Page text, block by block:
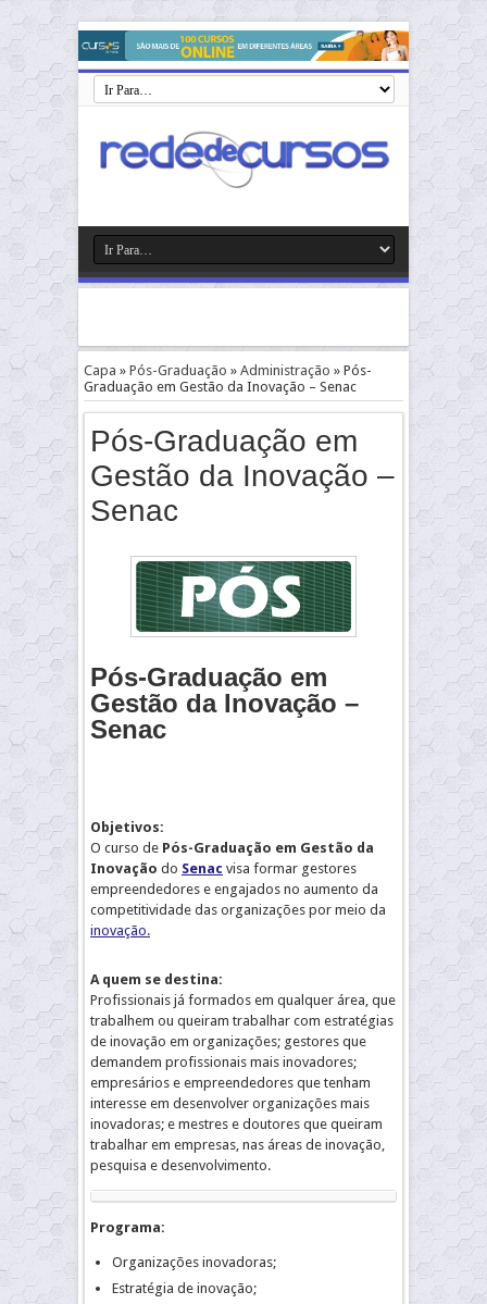
Capa » Pós-Graduação » Administração » Pós-
Graduação em Gestão da Inovação – Senac
Pós-Graduação em
Gestão da Inovação –
Senac
Pós-Graduação em
Gestão da Inovação –
Senac
Objetivos:
O curso de Pós-Graduação em Gestão da
Inovação do Senac visa formar gestores
empreendedores e engajados no aumento da
competitividade das organizações por meio da
inovação.
A quem se destina:
Profissionais já formados em qualquer área, que
trabalhem ou queiram trabalhar com estratégias
de inovação em organizações; gestores que
demandem profissionais mais inovadores;
empresários e empreendedores que tenham
interesse em desenvolver organizações mais
inovadoras; e mestres e doutores que queiram
trabalhar em empresas, nas áreas de inovação,
pesquisa e desenvolvimento.
Programa:
Organizações inovadoras;
Estratégia de inovação;